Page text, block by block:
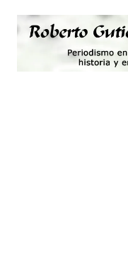
contenido